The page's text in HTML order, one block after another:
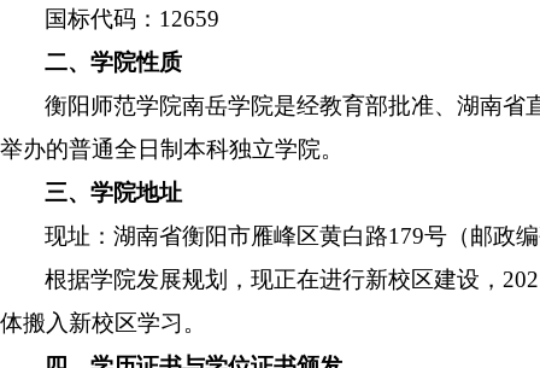
国标代码： 12659
二、学院性质
衡阳师范学院南岳学院是经教育部批准、湖南省
举办的普通全日制本科独立学院。
三、学院地址
现址：湖南省衡阳市雁峰区黄白路179号（邮政
根据学院发展规划，现正在进行新校区建设，
体搬入新校区学习。